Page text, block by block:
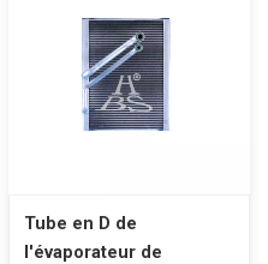
Tube en D de
l'évaporateur de